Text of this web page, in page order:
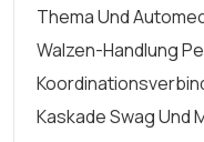
Thema Und
Walzen-Handlung
Kaskade Swag Und